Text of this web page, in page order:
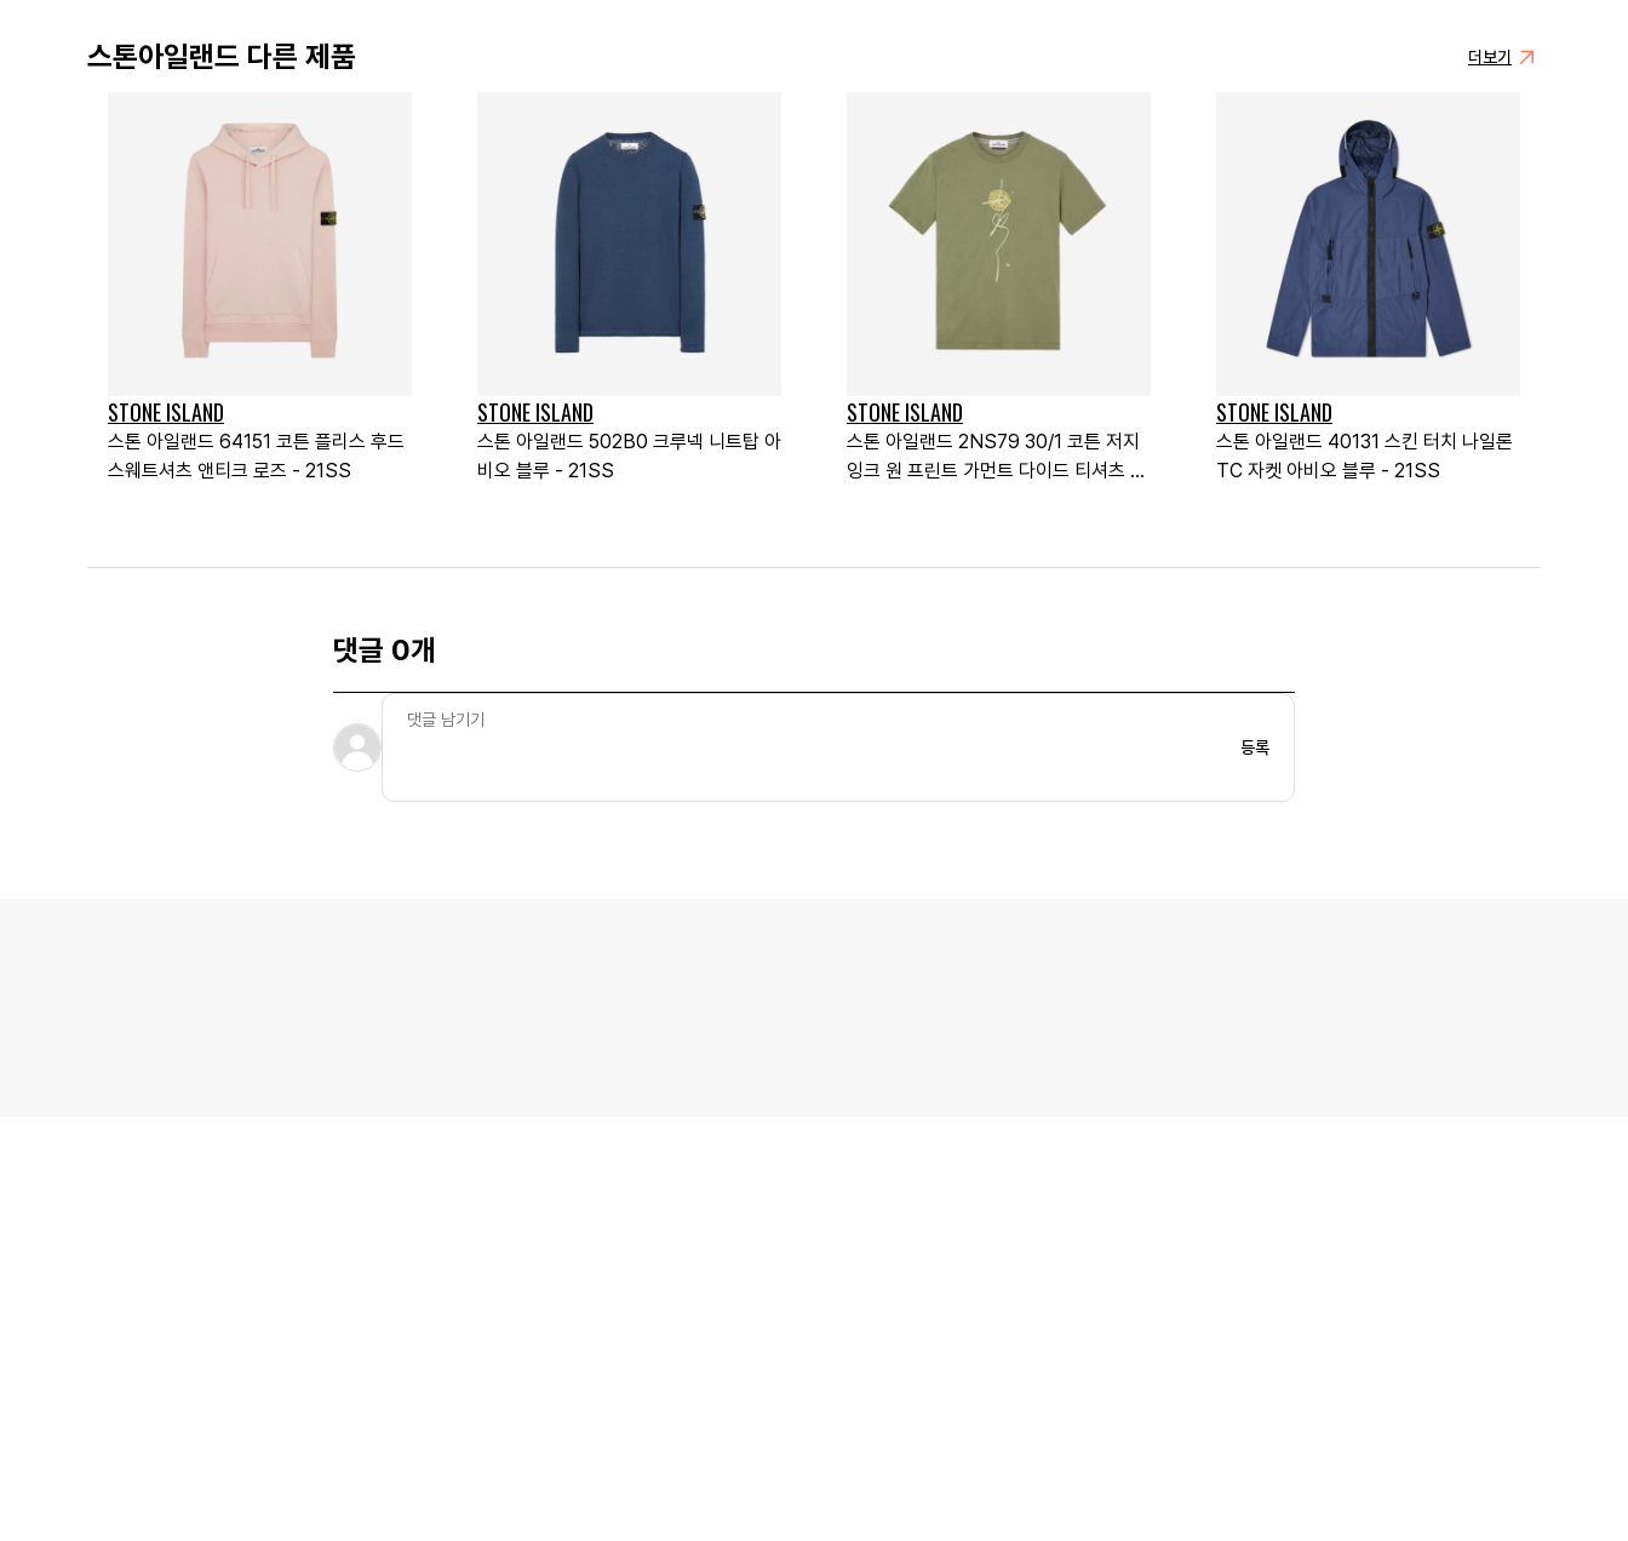
스톤아일랜드 다른 제품 더보기
STONE ISLAND
스톤 아일랜드 64151 코튼 플리스 후드
스웨트셔츠 앤티크 로즈 - 21SS
STONE ISLAND
스톤 아일랜드 502B0 크루넥 니트탑 아
비오 블루 - 21SS
STONE ISLAND
스톤 아일랜드 2NS79 30/1 코튼 저지
잉크 원 프린트 가먼트 다이드 티셔츠 올
STONE ISLAND
스톤 아일랜드 40131 스킨 터치 나일론
TC 자켓 아비오 블루 - 21SS
댓글 0개
등록